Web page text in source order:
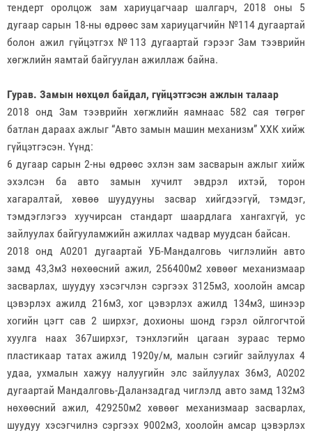
тендерт оролцож зам хариуцагчаар шалгарч, 2018 оны 5
дугаар сарын 18-ны өдрөөс зам хариуцагчийн №114 дугаартай
болон ажил гүйцэтгэх №113 дугаартай гэрээг Зам тээврийн
хөгжлийн яамтай байгуулан ажиллаж байна.
Гурав. Замын нөхцөл байдал, гүйцэтгэсэн ажлын талаар
2018 онд Зам тээврийн хөгжлийн яамнаас 582 сая төгрөг
батлан дараах ажлыг “Авто замын машин механизм” ХХК хийж
гүйцэтгэсэн. Үүнд:
6 дугаар сарын 2-ны өдрөөс эхлэн зам засварын ажлыг хийж
эхэлсэн ба авто замын хучилт эвдрэл ихтэй, торон
хагаралтай, хөвөө шуудууны засвар хийгдээгүй, тэмдэг,
тэмдэглэгээ хуучирсан стандарт шаардлага хангахгүй, ус
зайлуулах байгууламжийн ажиллах чадвар муудсан байсан.
2018 онд А0201 дугаартай УБ-Мандалговь чиглэлийн авто
замд 43,3м3 нөхөөсний ажил, 256400м2 хөвөөг механизмаар
засварлах, шуудуу хэсэгчлэн сэргээх 3125м3, хоолойн амсар
цэвэрлэх ажилд 216м3, хог цэвэрлэх ажилд 134м3, шинээр
хогийн цэгт сав 2 ширхэг, дохионы шонд гэрэл ойлгогчтой
хуулга наах 367ширхэг, тэнхлэгийн цагаан зураас термо
пластикаар татах ажилд 1920у/м, малын сэгийг зайлуулах 4
удаа, ухмалын хажуу налуугийн элс зайлуулах 36м3, А0202
дугаартай Мандалговь-Даланзадгад чиглэлд авто замд 132м3
нөхөөсний ажил, 429250м2 хөвөөг механизмаар засварлах,
шуудуу хэсэгчилнэ сэргээх 9002м3, хоолойн амсар цэвэрлэх